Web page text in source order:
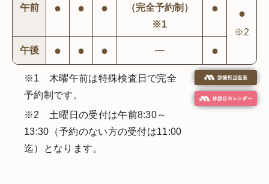
午前 ● ● ●
（完全予約制）
※1
● ●
※2
午後
● ● ● ― ●
※1 木曜午前は特殊検査日で完全
予約制です。
※2 土曜日の受付は午前8:30～
13:30（予約のない方の受付は11:00
迄）となります。